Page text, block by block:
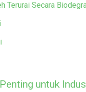
Terurai Secara
untuk